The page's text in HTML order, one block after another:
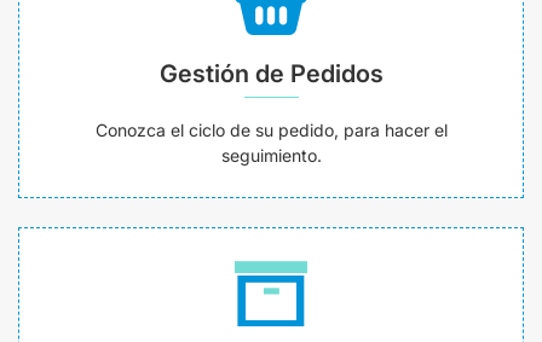
Gestión de Pedidos
Conozca el ciclo de su pedido, para hacer el
seguimiento.